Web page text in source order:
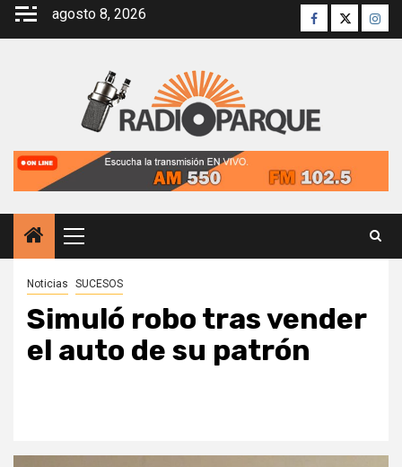
Saltar
agosto 8, 2026 Facebook
Twitter
Menú
principal
Noticias SUCESOS
Simuló robo tras vender
el auto de su patrón